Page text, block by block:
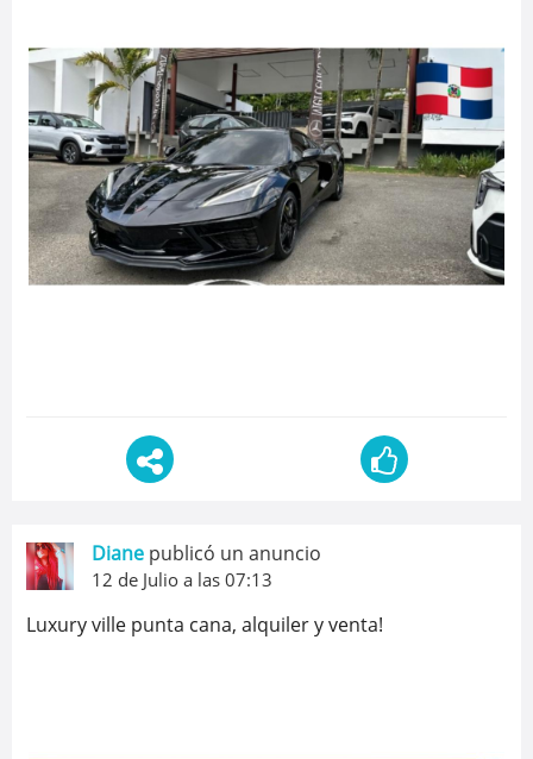
Diane publicó un anuncio
12 de Julio a las 07:13
Luxury ville punta cana, alquiler y venta!